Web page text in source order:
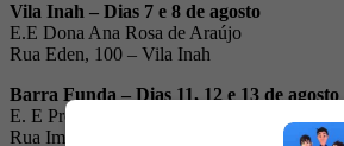
Vila Inah – Dias 7 e 8 de agosto
E.E Dona Ana Rosa de Araújo
Rua Eden, 100 – Vila Inah
Barra Funda – Dias 11, 12 e 13 de agosto
E. E Prof. Fidelino Figueiredo
Rua Imaculada Conceição, 71 – Barra Funda